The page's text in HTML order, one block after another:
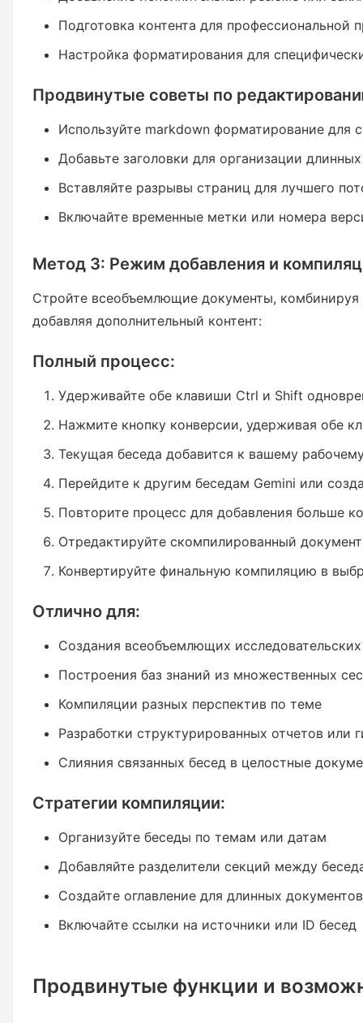
Подготовка контента для профессиональной
Настройка форматирования для
Продвинутые советы по
Используйте markdown форматирование для
Добавьте заголовки для организации
Вставляйте разрывы страниц для лучшего
Включайте временные метки или номера
Метод 3: Режим добавления и
Стройте всеобъемлющие документы,
добавляя дополнительный контент:
Полный процесс:
Удерживайте обе клавиши Ctrl и Shift
Нажмите кнопку конверсии, удерживая обе
Текущая беседа добавится к вашему
Перейдите к другим беседам Gemini или
Повторите процесс для добавления больше
Отредактируйте скомпилированный
Конвертируйте финальную компиляцию в
Отлично для:
Создания всеобъемлющих
Построения баз знаний из множественных
Компиляции разных перспектив по теме
Разработки структурированных отчетов или
Слияния связанных бесед в целостные
Стратегии компиляции:
Организуйте беседы по темам или датам
Добавляйте разделители секций между
Создайте оглавление для длинных документов
Включайте ссылки на источники или ID бесед
Продвинутые функции и